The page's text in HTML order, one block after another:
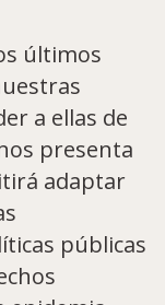
últimos
a ellas de
presenta
adaptar
públicas